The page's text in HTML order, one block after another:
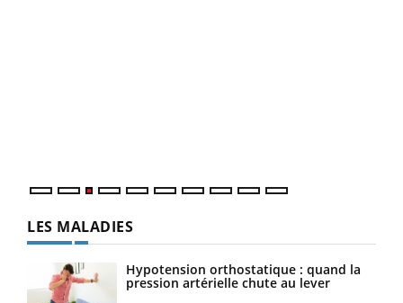
LES MALADIES
Hypotension orthostatique : quand la
pression artérielle chute au lever